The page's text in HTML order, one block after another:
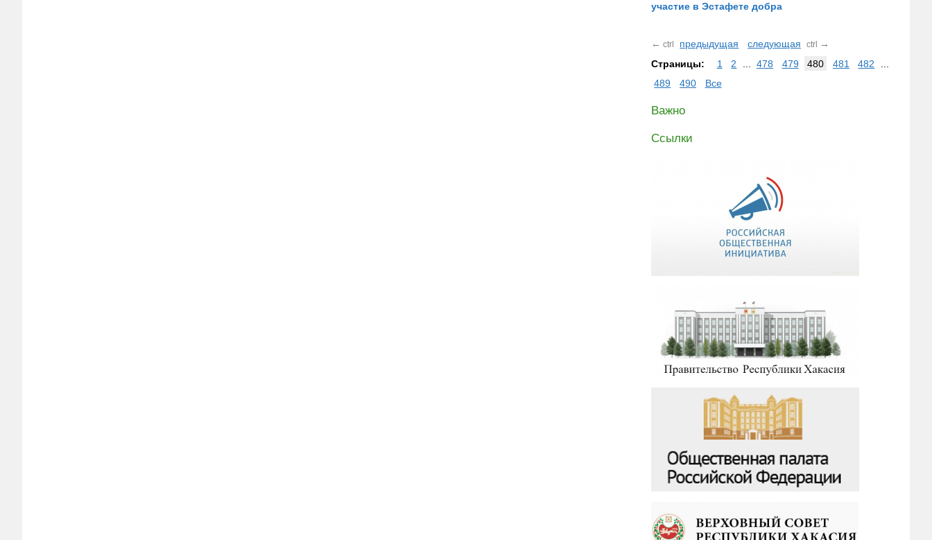
участие в Эстафете добра
← ctrl предыдущая следующая ctrl →
Страницы:
1 2 478 479 480 481 482
489
490 Все
Важно
Ссылки